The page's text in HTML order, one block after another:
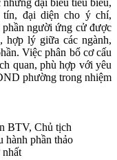
đại diện cho ý chí,
phần người ứng cử được
hợp lý giữa các ngành,
Việc phân bổ cơ cấu
quan, phù hợp với yêu
phường trong nhiệm
BTV, Chủ tịch
phần thảo